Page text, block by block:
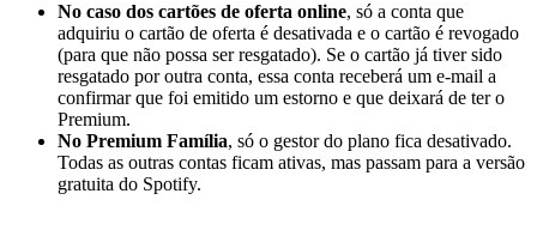
No caso dos cartões de oferta online, só a conta que
adquiriu o cartão de oferta é desativada e o cartão é revogado
(para que não possa ser resgatado). Se o cartão já tiver sido
resgatado por outra conta, essa conta receberá um e-mail a
confirmar que foi emitido um estorno e que deixará de ter o
Premium.
No Premium Família, só o gestor do plano fica desativado.
Todas as outras contas ficam ativas, mas passam para a versão
gratuita do Spotify.